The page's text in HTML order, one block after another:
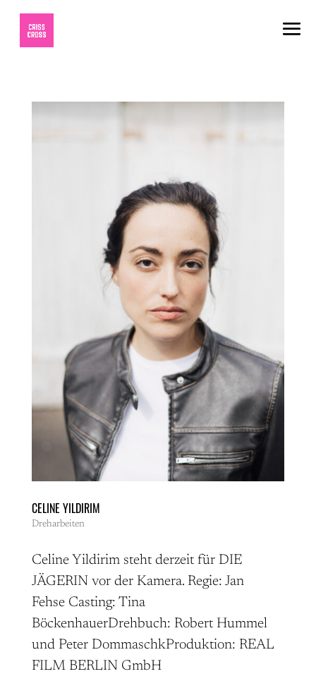
CELINE YILDIRIM
Dreharbeiten
Celine Yildirim steht derzeit für DIE
JÄGERIN vor der Kamera. Regie: Jan
Fehse Casting: Tina
BöckenhauerDrehbuch: Robert Hummel
und Peter DommaschkProduktion: REAL
FILM BERLIN GmbH